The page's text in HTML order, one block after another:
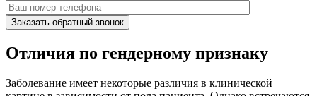
Заказать обратный звонок
Отличия по гендерному признаку
Заболевание имеет некоторые различия в клинической